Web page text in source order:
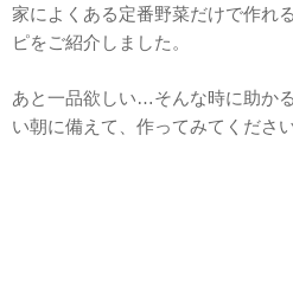
家によくある定番野菜だけで作れ
ピをご紹介しました。
あと一品欲しい…そんな時に助か
い朝に備えて、作ってみてくださ